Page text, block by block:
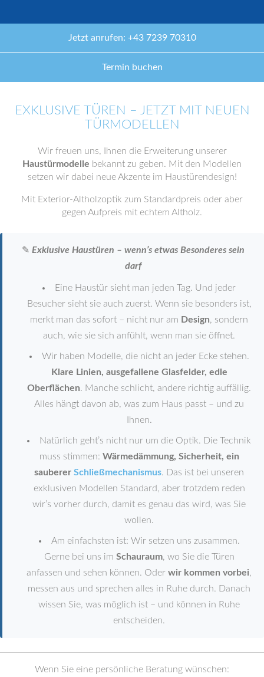
Jetzt anrufen: +43 7239 70310
Termin buchen
EXKLUSIVE TÜREN – JETZT MIT NEUEN
TÜRMODELLEN
Wir freuen uns, Ihnen die Erweiterung unserer
Haustürmodelle bekannt zu geben. Mit den Modellen
setzen wir dabei neue Akzente im Haustürendesign!
Mit Exterior-Altholzoptik zum Standardpreis oder aber
gegen Aufpreis mit echtem Altholz.
✎ Exklusive Haustüren – wenn’s etwas Besonderes sein
darf
Eine Haustür sieht man jeden Tag. Und jeder
Besucher sieht sie auch zuerst. Wenn sie besonders ist,
merkt man das sofort – nicht nur am Design, sondern
auch, wie sie sich anfühlt, wenn man sie öffnet.
Wir haben Modelle, die nicht an jeder Ecke stehen.
Klare Linien, ausgefallene Glasfelder, edle
Oberflächen. Manche schlicht, andere richtig auffällig.
Alles hängt davon ab, was zum Haus passt – und zu
Ihnen.
Natürlich geht’s nicht nur um die Optik. Die Technik
muss stimmen: Wärmedämmung, Sicherheit, ein
sauberer Schließmechanismus. Das ist bei unseren
exklusiven Modellen Standard, aber trotzdem reden
wir’s vorher durch, damit es genau das wird, was Sie
wollen.
Am einfachsten ist: Wir setzen uns zusammen.
Gerne bei uns im Schauraum, wo Sie die Türen
anfassen und sehen können. Oder wir kommen vorbei,
messen aus und sprechen alles in Ruhe durch. Danach
wissen Sie, was möglich ist – und können in Ruhe
entscheiden.
Wenn Sie eine persönliche Beratung wünschen: